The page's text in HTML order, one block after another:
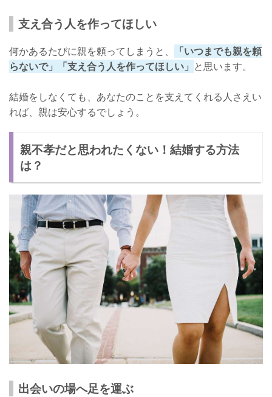
支え合う人を作ってほしい
何かあるたびに親を頼ってしまうと、
「いつまでも親を頼
らないで」「支え合う人を作ってほしい」 と思います。
結婚をしなくても、あなたのことを支えてくれる人さえい
れば、親は安心するでしょう。
親不孝だと思われたくない！結婚する方法
は？
出会いの場へ足を運ぶ